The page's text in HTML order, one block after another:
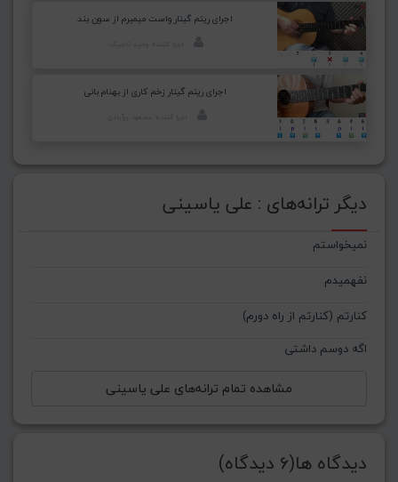
اجرای ریتم گیتار واست میمیرم از سون بند
اجرای ریتم گیتار زخم کاری از بهنام بانی
دیگر ترانه‌های : علی یاسینی
نمیخواستم
نفهمیدم
کنارتم (کنارتم از راه دورم‌)
اگه دوسم داشتی
مشاهده تمام ترانه‌های علی یاسینی
دیدگاه ها(6 دیدگاه)